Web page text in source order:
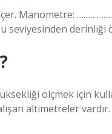
Manometre:
seviyesinden derinliği
ölçmek için
altimetreler